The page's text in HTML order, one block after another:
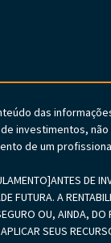
das
investimentos,
de um
DE
FUTURA. A
OU, AINDA,
SEUS